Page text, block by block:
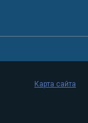
Карта сайта